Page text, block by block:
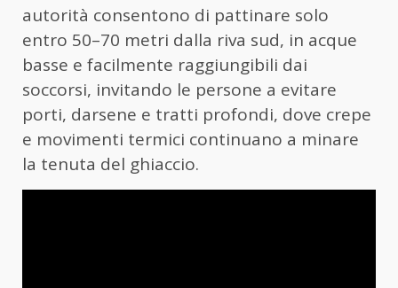
autorità consentono di pattinare solo
entro 50–70 metri dalla riva sud, in acque
basse e facilmente raggiungibili dai
soccorsi, invitando le persone a evitare
porti, darsene e tratti profondi, dove crepe
e movimenti termici continuano a minare
la tenuta del ghiaccio.